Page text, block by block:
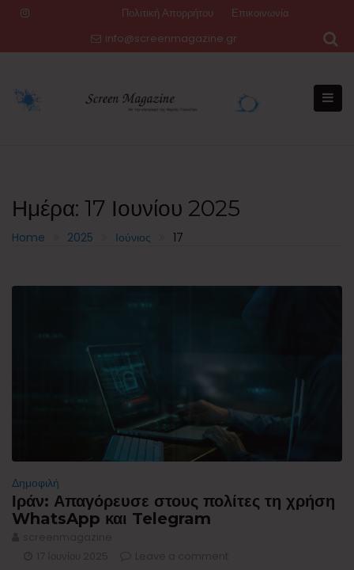
Πολιτική Απορρήτου
Επικοινωνία
info@screenmagazine.gr
Ημέρα: 17 Ιουνίου 2025
Home 2025 Ιούνιος 17
Δημοφιλή
Ιράν: Απαγόρευσε στους πολίτες τη χρήση
WhatsApp και Telegram